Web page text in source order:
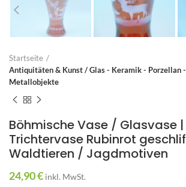
Startseite
Antiquitäten & Kunst / Glas - Keramik - Porzellan
Metallobjekte
Böhmische Vase / Glasvase |
Trichtervase Rubinrot
Waldtieren / Jagdmotiven
24,90€ inkl. MwSt.